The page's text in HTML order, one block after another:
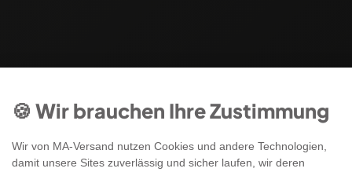
🍪 Wir brauchen Ihre Zustimmung
Wir von MA-Versand nutzen Cookies und andere Technologien,
damit unsere Sites zuverlässig und sicher laufen, wir deren